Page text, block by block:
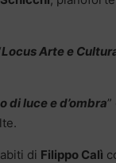
Locus Arte e
di luce e d’ombra
di Filippo Calì